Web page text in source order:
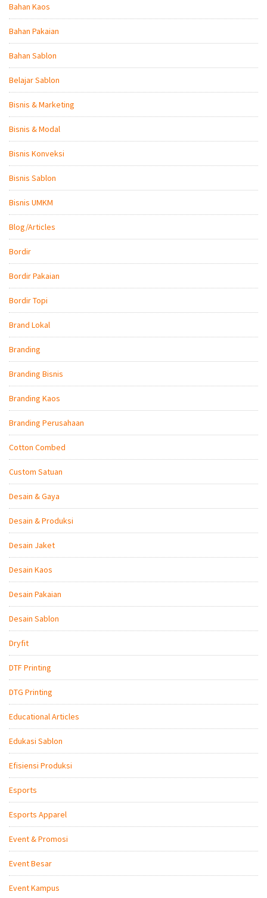
Bahan Kaos
Bahan Pakaian
Bahan Sablon
Belajar Sablon
Bisnis & Marketing
Bisnis & Modal
Bisnis Konveksi
Bisnis Sablon
Bisnis UMKM
Blog/Articles
Bordir
Bordir Pakaian
Bordir Topi
Brand Lokal
Branding
Branding Bisnis
Branding Kaos
Branding Perusahaan
Cotton Combed
Custom Satuan
Desain & Gaya
Desain & Produksi
Desain Jaket
Desain Kaos
Desain Pakaian
Desain Sablon
Dryfit
DTF Printing
DTG Printing
Educational Articles
Edukasi Sablon
Efisiensi Produksi
Esports
Esports Apparel
Event & Promosi
Event Besar
Event Kampus